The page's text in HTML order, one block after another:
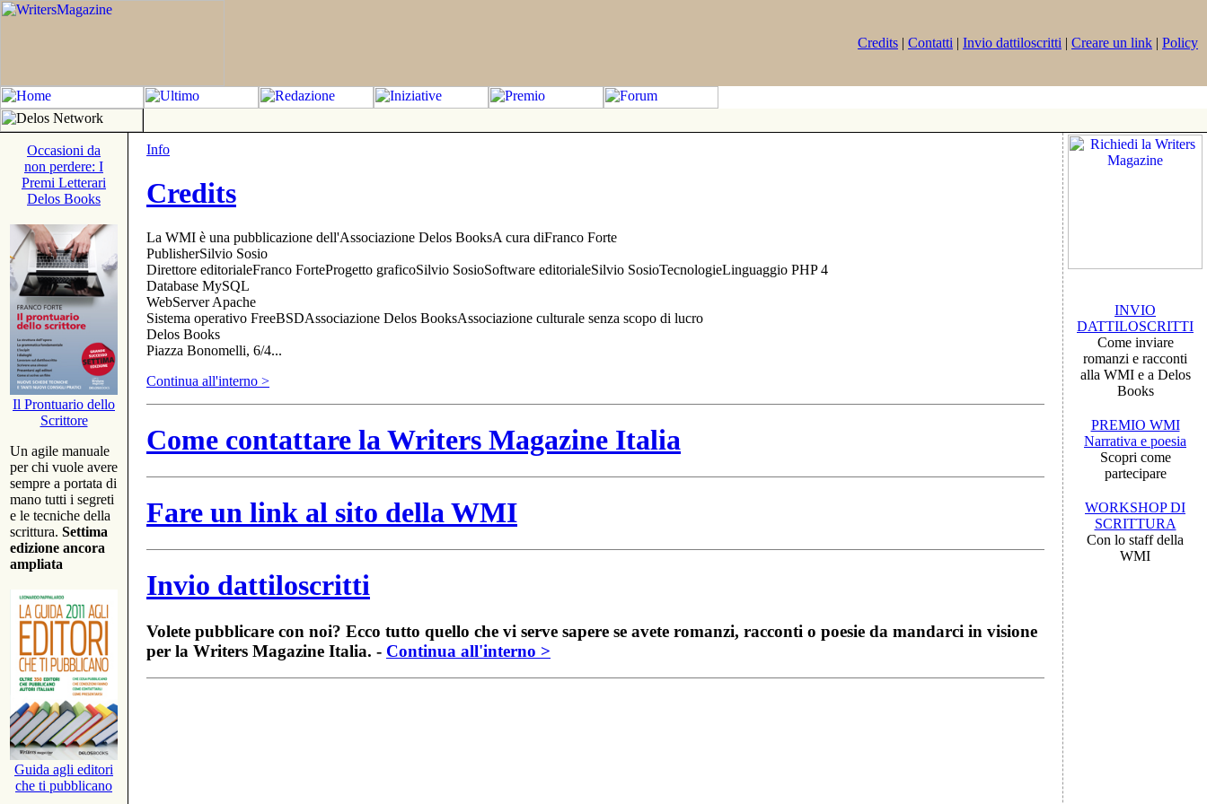
Credits | Contatti | Invio dattiloscritti | Creare un link | Policy
Occasioni da
non perdere: I
Premi Letterari
Delos Books
Il Prontuario dello
Scrittore
Un agile manuale
per chi vuole avere
sempre a portata di
mano tutti i segreti
e le tecniche della
scrittura. Settima
edizione ancora
ampliata
Guida agli editori
che ti pubblicano
Info
Credits
La WMI è una pubblicazione dell'Associazione Delos BooksA cura diFranco Forte
PublisherSilvio Sosio
Direttore editorialeFranco ForteProgetto graficoSilvio SosioSoftware editorialeSilvio SosioTecnologieLinguaggio PHP 4
Database MySQL
WebServer Apache
Sistema operativo FreeBSDAssociazione Delos BooksAssociazione culturale senza scopo di lucro
Delos Books
Piazza Bonomelli, 6/4...
Continua all'interno >
Come contattare la Writers Magazine Italia
Fare un link al sito della WMI
Invio dattiloscritti
Volete pubblicare con noi? Ecco tutto quello che vi serve sapere se avete romanzi, racconti o poesie da mandarci in visione
per la Writers Magazine Italia. - Continua all'interno >
INVIO
DATTILOSCRITTI
Come inviare
romanzi e racconti
alla WMI e a Delos
Books
PREMIO WMI
Narrativa e poesia
Scopri come
partecipare
WORKSHOP DI
SCRITTURA
Con lo staff della
WMI